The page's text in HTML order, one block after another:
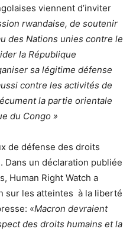
viennent d’inviter
rwandaise, de soutenir
des Nations unies contre le
la République
sa légitime défense
contre les activités de
la partie orientale
du Congo »
de défense des droits
Dans un déclaration publiée
Human Right Watch a
sur les atteintes à la liberté
«Macron devraient
des droits humains et la